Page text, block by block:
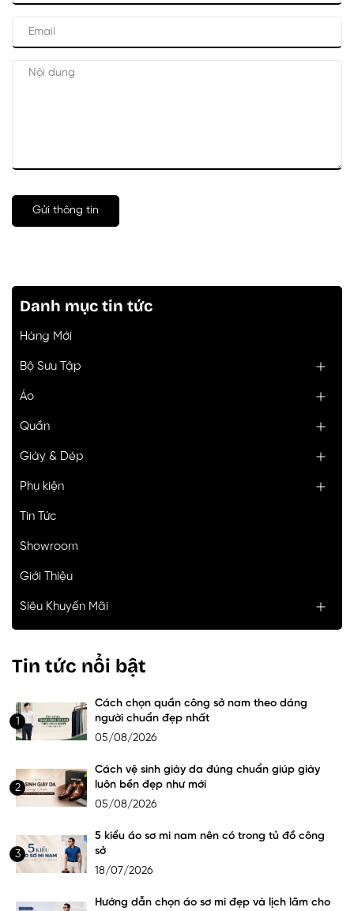
Gửi thông tin
Danh mục tin tức
Hàng Mới
Bộ Sưu Tập
Áo
Quần
Giày & Dép
Phụ kiện
Tin Tức
Showroom
Giới Thiệu
Siêu Khuyến Mãi
Tin tức nổi bật
1
Cách chọn quần công sở nam theo dáng
người chuẩn đẹp nhất
05/08/2026
2
Cách vệ sinh giày da đúng chuẩn giúp giày
luôn bền đẹp như mới
05/08/2026
3
5 kiểu áo sơ mi nam nên có trong tủ đồ công
sở
18/07/2026
Hướng dẫn chọn áo sơ mi đẹp và lịch lãm cho